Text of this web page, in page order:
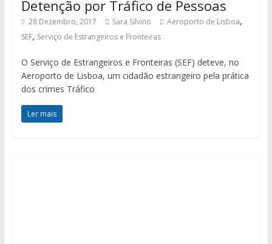
Detenção por Tráfico de Pessoas
28 Dezembro, 2017 Sara Silvino Aeroporto de Lisboa,
SEF, Serviço de Estrangeiros e Fronteiras
O Serviço de Estrangeiros e Fronteiras (SEF) deteve, no
Aeroporto de Lisboa, um cidadão estrangeiro pela prática
dos crimes Tráfico
Ler mais